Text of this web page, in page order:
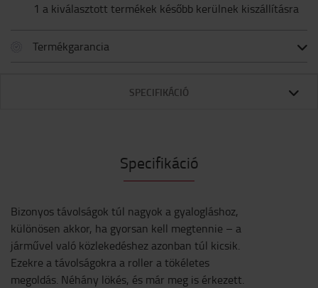
1 a kiválasztott termékek később kerülnek kiszállításra
Termékgarancia
SPECIFIKÁCIÓ
Specifikáció
Bizonyos távolságok túl nagyok a gyalogláshoz,
különösen akkor, ha gyorsan kell megtennie – a
járművel való közlekedéshez azonban túl kicsik.
Ezekre a távolságokra a roller a tökéletes
megoldás. Néhány lökés, és már meg is érkezett.